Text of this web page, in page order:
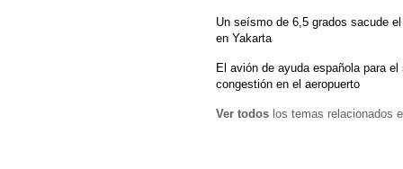
Un seísmo de 6,5 grados sacude
en Yakarta
El avión de ayuda española para
congestión en el aeropuerto
Ver todos los temas relacionados